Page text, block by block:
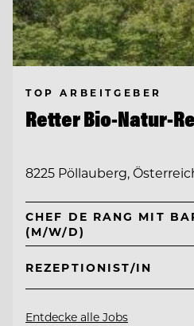
TOP ARBEITGEBER
Retter Bio-Natur-
8225 Pöllauberg,
CHEF DE RANG MIT
(M/W/D)
REZEPTIONIST/IN
Entdecke alle Jobs